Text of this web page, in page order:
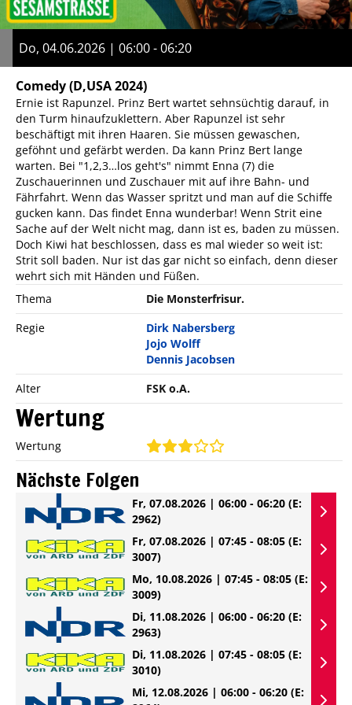
Do, 04.06.2026 | 06:00 - 06:20
Comedy(D,USA 2024)
Ernie ist Rapunzel. Prinz Bert wartet sehnsüchtig darauf, in
den Turm hinaufzuklettern. Aber Rapunzel ist sehr
beschäftigt mit ihren Haaren. Sie müssen gewaschen,
geföhnt und gefärbt werden. Da kann Prinz Bert lange
warten. Bei "1,2,3…los geht's" nimmt Enna (7) die
Zuschauerinnen und Zuschauer mit auf ihre Bahn- und
Fährfahrt. Wenn das Wasser spritzt und man auf die Schiffe
gucken kann. Das findet Enna wunderbar! Wenn Strit eine
Sache auf der Welt nicht mag, dann ist es, baden zu müssen.
Doch Kiwi hat beschlossen, dass es mal wieder so weit ist:
Strit soll baden. Nur ist das gar nicht so einfach, denn dieser
wehrt sich mit Händen und Füßen.
Thema
Die Monsterfrisur.
Regie
Dirk Nabersberg
Jojo Wolff
Dennis Jacobsen
Alter
FSK o.A.
Wertung
Wertung
Nächste Folgen
Fr, 07.08.2026 | 06:00 - 06:20 (E:
2962)
Fr, 07.08.2026 | 07:45 - 08:05 (E:
3007)
Mo, 10.08.2026 | 07:45 - 08:05 (E:
3009)
Di, 11.08.2026 | 06:00 - 06:20 (E:
2963)
Di, 11.08.2026 | 07:45 - 08:05 (E:
3010)
Mi, 12.08.2026 | 06:00 - 06:20 (E: